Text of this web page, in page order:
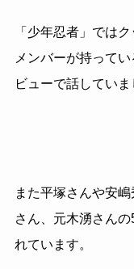
「少年忍者」では
メンバーが持って
ビューで話していま
また平塚さんや安
さん、元木湧さん
れています。